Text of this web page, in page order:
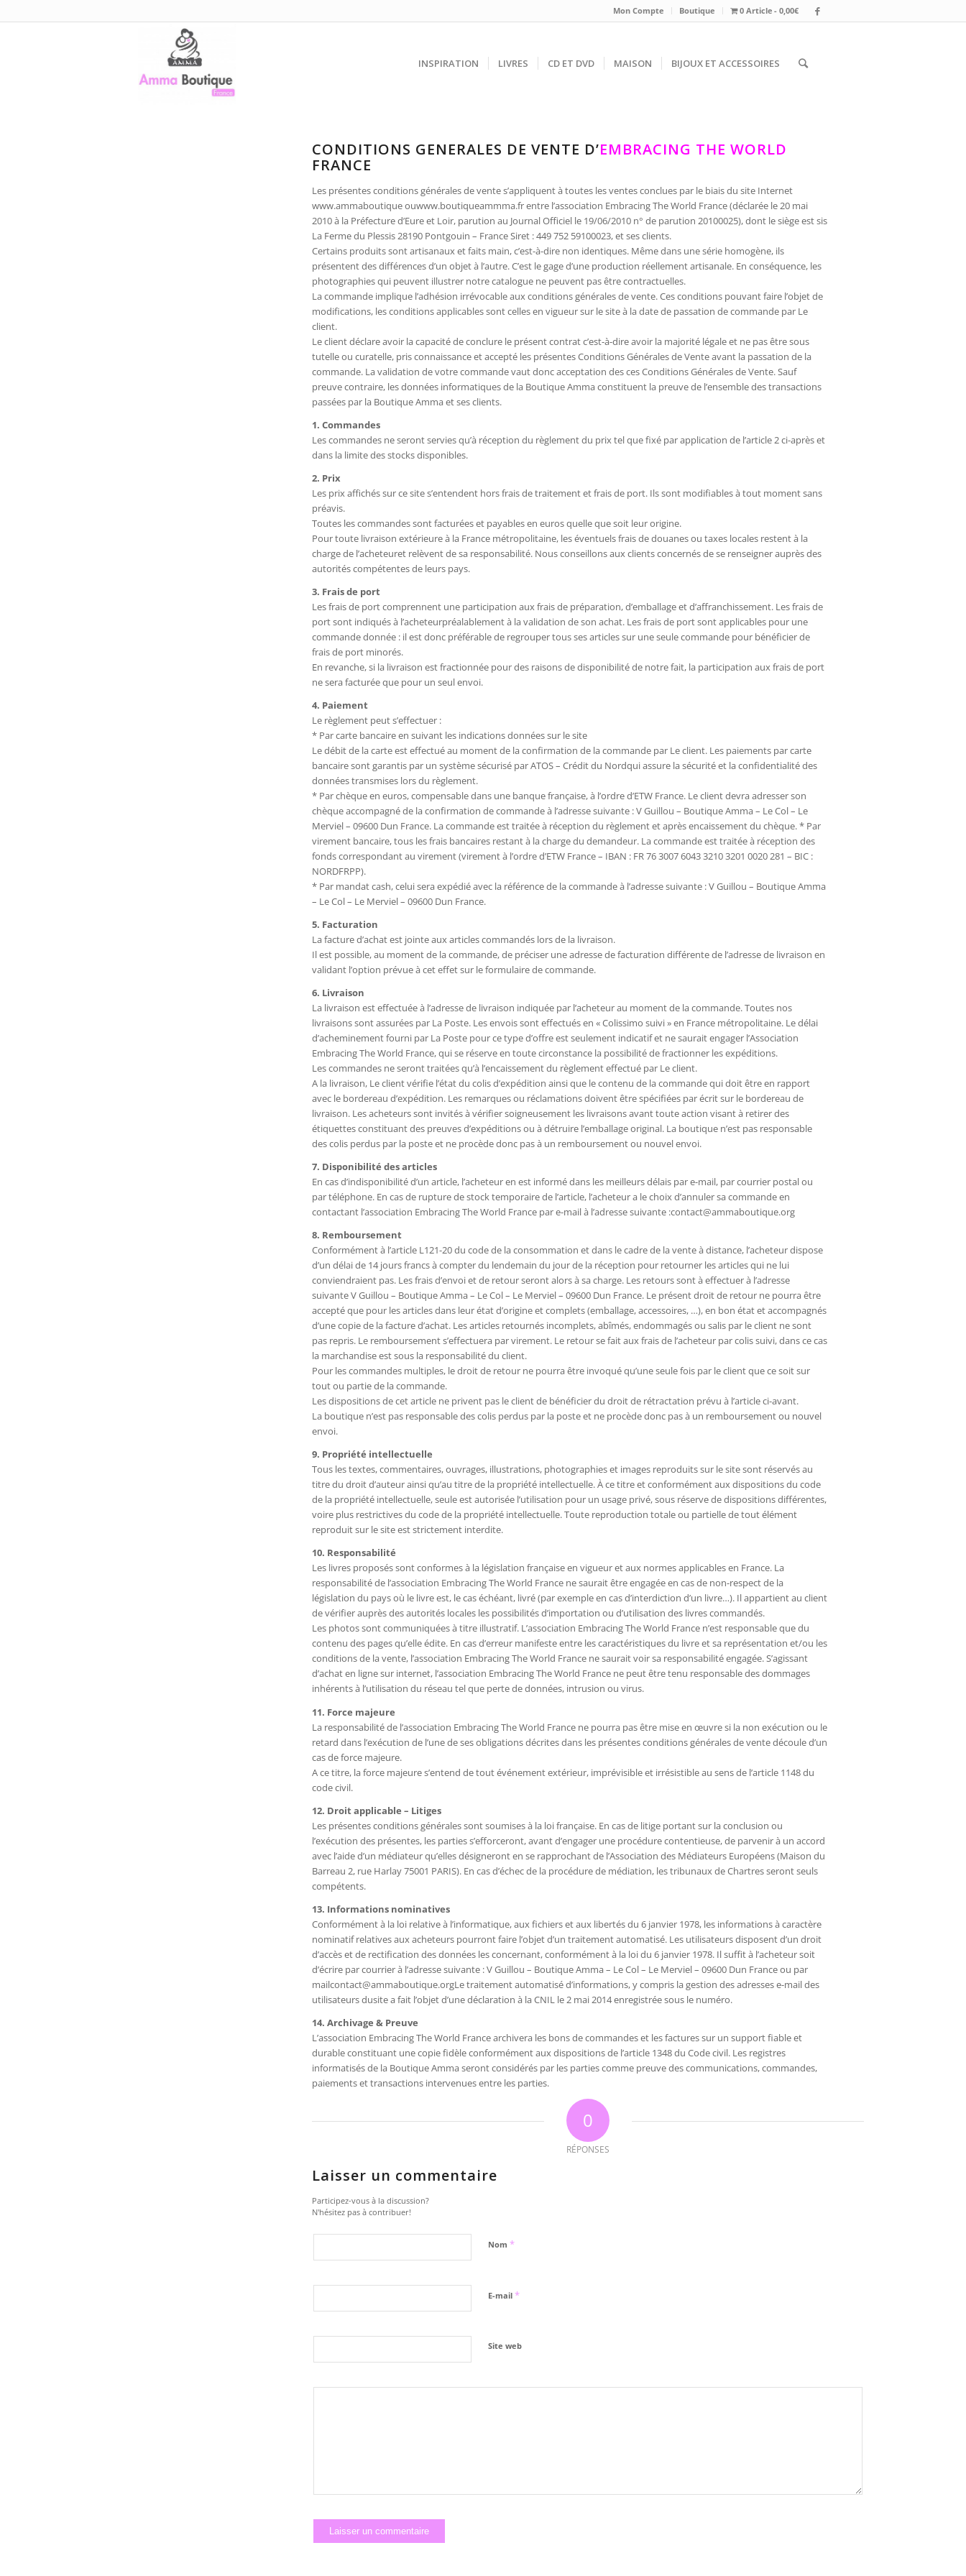
Mon Compte Boutique 0 Article 0,00€
INSPIRATION LIVRES CD ET DVD MAISON BIJOUX ET ACCESSOIRES
CONDITIONS GENERALES DE VENTE D’EMBRACING THE WORLD
FRANCE
Les présentes conditions générales de vente s’appliquent à toutes les ventes conclues par le biais du site Internet
www.ammaboutique ouwww.boutiqueammma.fr entre l’association Embracing The World France (déclarée le 20 mai
2010 à la Préfecture d’Eure et Loir, parution au Journal Officiel le 19/06/2010 n° de parution 20100025), dont le siège est sis
La Ferme du Plessis 28190 Pontgouin – France Siret : 449 752 59100023, et ses clients.
Certains produits sont artisanaux et faits main, c’est-à-dire non identiques. Même dans une série homogène, ils
présentent des différences d’un objet à l’autre. C’est le gage d’une production réellement artisanale. En conséquence, les
photographies qui peuvent illustrer notre catalogue ne peuvent pas être contractuelles.
La commande implique l’adhésion irrévocable aux conditions générales de vente. Ces conditions pouvant faire l’objet de
modifications, les conditions applicables sont celles en vigueur sur le site à la date de passation de commande par Le
client.
Le client déclare avoir la capacité de conclure le présent contrat c’est-à-dire avoir la majorité légale et ne pas être sous
tutelle ou curatelle, pris connaissance et accepté les présentes Conditions Générales de Vente avant la passation de la
commande. La validation de votre commande vaut donc acceptation des ces Conditions Générales de Vente. Sauf
preuve contraire, les données informatiques de la Boutique Amma constituent la preuve de l’ensemble des transactions
passées par la Boutique Amma et ses clients.
1. Commandes
Les commandes ne seront servies qu’à réception du règlement du prix tel que fixé par application de l’article 2 ci-après et
dans la limite des stocks disponibles.
2. Prix
Les prix affichés sur ce site s’entendent hors frais de traitement et frais de port. Ils sont modifiables à tout moment sans
préavis.
Toutes les commandes sont facturées et payables en euros quelle que soit leur origine.
Pour toute livraison extérieure à la France métropolitaine, les éventuels frais de douanes ou taxes locales restent à la
charge de l’acheteuret relèvent de sa responsabilité. Nous conseillons aux clients concernés de se renseigner auprès des
autorités compétentes de leurs pays.
3. Frais de port
Les frais de port comprennent une participation aux frais de préparation, d’emballage et d’affranchissement. Les frais de
port sont indiqués à l’acheteurpréalablement à la validation de son achat. Les frais de port sont applicables pour une
commande donnée : il est donc préférable de regrouper tous ses articles sur une seule commande pour bénéficier de
frais de port minorés.
En revanche, si la livraison est fractionnée pour des raisons de disponibilité de notre fait, la participation aux frais de port
ne sera facturée que pour un seul envoi.
4. Paiement
Le règlement peut s’effectuer :
* Par carte bancaire en suivant les indications données sur le site
Le débit de la carte est effectué au moment de la confirmation de la commande par Le client. Les paiements par carte
bancaire sont garantis par un système sécurisé par ATOS – Crédit du Nordqui assure la sécurité et la confidentialité des
données transmises lors du règlement.
* Par chèque en euros, compensable dans une banque française, à l’ordre d’ETW France. Le client devra adresser son
chèque accompagné de la confirmation de commande à l’adresse suivante : V Guillou – Boutique Amma – Le Col – Le
Merviel – 09600 Dun France. La commande est traitée à réception du règlement et après encaissement du chèque. * Par
virement bancaire, tous les frais bancaires restant à la charge du demandeur. La commande est traitée à réception des
fonds correspondant au virement (virement à l’ordre d’ETW France – IBAN : FR 76 3007 6043 3210 3201 0020 281 – BIC :
NORDFRPP).
* Par mandat cash, celui sera expédié avec la référence de la commande à l’adresse suivante : V Guillou – Boutique Amma
– Le Col – Le Merviel – 09600 Dun France.
5. Facturation
La facture d’achat est jointe aux articles commandés lors de la livraison.
Il est possible, au moment de la commande, de préciser une adresse de facturation différente de l’adresse de livraison en
validant l’option prévue à cet effet sur le formulaire de commande.
6. Livraison
La livraison est effectuée à l’adresse de livraison indiquée par l’acheteur au moment de la commande. Toutes nos
livraisons sont assurées par La Poste. Les envois sont effectués en « Colissimo suivi » en France métropolitaine. Le délai
d’acheminement fourni par La Poste pour ce type d’offre est seulement indicatif et ne saurait engager l’Association
Embracing The World France, qui se réserve en toute circonstance la possibilité de fractionner les expéditions.
Les commandes ne seront traitées qu’à l’encaissement du règlement effectué par Le client.
A la livraison, Le client vérifie l’état du colis d’expédition ainsi que le contenu de la commande qui doit être en rapport
avec le bordereau d’expédition. Les remarques ou réclamations doivent être spécifiées par écrit sur le bordereau de
livraison. Les acheteurs sont invités à vérifier soigneusement les livraisons avant toute action visant à retirer des
étiquettes constituant des preuves d’expéditions ou à détruire l’emballage original. La boutique n’est pas responsable
des colis perdus par la poste et ne procède donc pas à un remboursement ou nouvel envoi.
7. Disponibilité des articles
En cas d’indisponibilité d’un article, l’acheteur en est informé dans les meilleurs délais par e-mail, par courrier postal ou
par téléphone. En cas de rupture de stock temporaire de l’article, l’acheteur a le choix d’annuler sa commande en
contactant l’association Embracing The World France par e-mail à l’adresse suivante :contact@ammaboutique.org
8. Remboursement
Conformément à l’article L121-20 du code de la consommation et dans le cadre de la vente à distance, l’acheteur dispose
d’un délai de 14 jours francs à compter du lendemain du jour de la réception pour retourner les articles qui ne lui
conviendraient pas. Les frais d’envoi et de retour seront alors à sa charge. Les retours sont à effectuer à l’adresse
suivante V Guillou – Boutique Amma – Le Col – Le Merviel – 09600 Dun France. Le présent droit de retour ne pourra être
accepté que pour les articles dans leur état d’origine et complets (emballage, accessoires, …), en bon état et accompagnés
d’une copie de la facture d’achat. Les articles retournés incomplets, abîmés, endommagés ou salis par le client ne sont
pas repris. Le remboursement s’effectuera par virement. Le retour se fait aux frais de l’acheteur par colis suivi, dans ce cas
la marchandise est sous la responsabilité du client.
Pour les commandes multiples, le droit de retour ne pourra être invoqué qu’une seule fois par le client que ce soit sur
tout ou partie de la commande.
Les dispositions de cet article ne privent pas le client de bénéficier du droit de rétractation prévu à l’article ci-avant.
La boutique n’est pas responsable des colis perdus par la poste et ne procède donc pas à un remboursement ou nouvel
envoi.
9. Propriété intellectuelle
Tous les textes, commentaires, ouvrages, illustrations, photographies et images reproduits sur le site sont réservés au
titre du droit d’auteur ainsi qu’au titre de la propriété intellectuelle. À ce titre et conformément aux dispositions du code
de la propriété intellectuelle, seule est autorisée l’utilisation pour un usage privé, sous réserve de dispositions différentes,
voire plus restrictives du code de la propriété intellectuelle. Toute reproduction totale ou partielle de tout élément
reproduit sur le site est strictement interdite.
10. Responsabilité
Les livres proposés sont conformes à la législation française en vigueur et aux normes applicables en France. La
responsabilité de l’association Embracing The World France ne saurait être engagée en cas de non-respect de la
législation du pays où le livre est, le cas échéant, livré (par exemple en cas d’interdiction d’un livre…). Il appartient au client
de vérifier auprès des autorités locales les possibilités d’importation ou d’utilisation des livres commandés.
Les photos sont communiquées à titre illustratif. L’association Embracing The World France n’est responsable que du
contenu des pages qu’elle édite. En cas d’erreur manifeste entre les caractéristiques du livre et sa représentation et/ou les
conditions de la vente, l’association Embracing The World France ne saurait voir sa responsabilité engagée. S’agissant
d’achat en ligne sur internet, l’association Embracing The World France ne peut être tenu responsable des dommages
inhérents à l’utilisation du réseau tel que perte de données, intrusion ou virus.
11. Force majeure
La responsabilité de l’association Embracing The World France ne pourra pas être mise en œuvre si la non exécution ou le
retard dans l’exécution de l’une de ses obligations décrites dans les présentes conditions générales de vente découle d’un
cas de force majeure.
A ce titre, la force majeure s’entend de tout événement extérieur, imprévisible et irrésistible au sens de l’article 1148 du
code civil.
12. Droit applicable – Litiges
Les présentes conditions générales sont soumises à la loi française. En cas de litige portant sur la conclusion ou
l’exécution des présentes, les parties s’efforceront, avant d’engager une procédure contentieuse, de parvenir à un accord
avec l’aide d’un médiateur qu’elles désigneront en se rapprochant de l’Association des Médiateurs Européens (Maison du
Barreau 2, rue Harlay 75001 PARIS). En cas d’échec de la procédure de médiation, les tribunaux de Chartres seront seuls
compétents.
13. Informations nominatives
Conformément à la loi relative à l’informatique, aux fichiers et aux libertés du 6 janvier 1978, les informations à caractère
nominatif relatives aux acheteurs pourront faire l’objet d’un traitement automatisé. Les utilisateurs disposent d’un droit
d’accès et de rectification des données les concernant, conformément à la loi du 6 janvier 1978. Il suffit à l’acheteur soit
d’écrire par courrier à l’adresse suivante : V Guillou – Boutique Amma – Le Col – Le Merviel – 09600 Dun France ou par
mailcontact@ammaboutique.orgLe traitement automatisé d’informations, y compris la gestion des adresses e-mail des
utilisateurs dusite a fait l’objet d’une déclaration à la CNIL le 2 mai 2014 enregistrée sous le numéro.
14. Archivage & Preuve
L’association Embracing The World France archivera les bons de commandes et les factures sur un support fiable et
durable constituant une copie fidèle conformément aux dispositions de l’article 1348 du Code civil. Les registres
informatisés de la Boutique Amma seront considérés par les parties comme preuve des communications, commandes,
paiements et transactions intervenues entre les parties.
0
RÉPONSES
Laisser un commentaire
Participez-vous à la discussion?
N'hésitez pas à contribuer!
Nom *
E-mail *
Site web